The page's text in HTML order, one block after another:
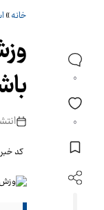
0
0
خانه»
انتشار: 10
کد خبر: